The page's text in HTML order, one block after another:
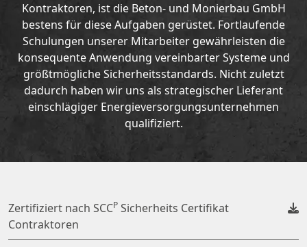
Kontraktoren, ist die Beton- und Monierbau GmbH
bestens für diese Aufgaben gerüstet. Fortlaufende
Schulungen unserer Mitarbeiter gewährleisten die
konsequente Anwendung vereinbarter Systeme und
größtmögliche Sicherheitsstandards. Nicht zuletzt
dadurch haben wir uns als strategischer Lieferant
einschlägiger Energieversorgungsunternehmen
qualifiziert.
Zertifiziert nach SCCP Sicherheits Certifikat
Contraktoren